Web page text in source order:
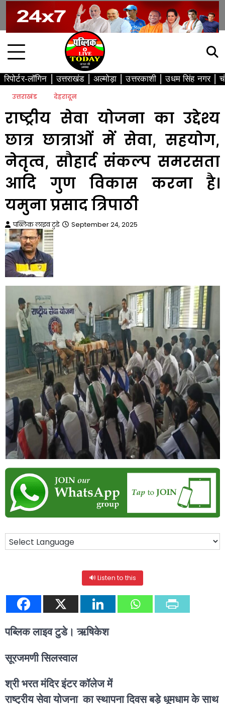
content
रिपोर्टर-लॉगिन उत्तराखंड अल्मोड़ा उत्तरकाशी उधम सिंह नगर
उत्तराखंड देहरादून
राष्ट्रीय सेवा योजना का उद्देश्य
छात्र छात्राओं में सेवा, सहयोग,
नेतृत्व, सौहार्द संकल्प समरसता
आदि गुण विकास करना है।
यमुना प्रसाद त्रिपाठी
पब्लिक लाइव टुडे September 24, 2025
🔊 Listen to this
पब्लिक लाइव टुडे। ऋषिकेश
सूरजमणी सिलस्वाल
श्री भरत मंदिर इंटर कॉलेज में
राष्ट्रीय सेवा योजना का स्थापना दिवस बड़े धूमधाम के साथ